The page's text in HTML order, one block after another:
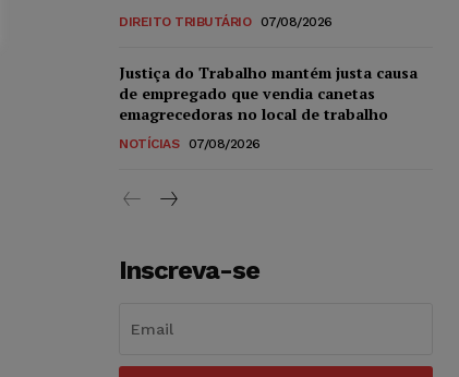
DIREITO TRIBUTÁRIO 07/08/2026
Justiça do Trabalho mantém justa causa
de empregado que vendia canetas
emagrecedoras no local de trabalho
NOTÍCIAS 07/08/2026
Inscreva-se